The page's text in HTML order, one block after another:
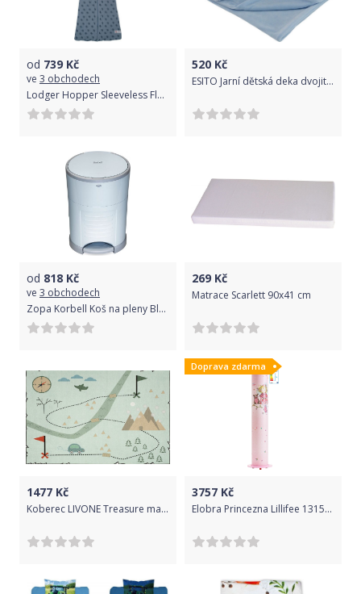
od 739 Kč
ve 3 obchodech
Lodger Hopper Sleeveless Flame Tribe Ocean 68/80
520 Kč
ESITO Jarní dětská deka dvojitá plyš jednobarevná, Barva modrá, Velikost 75 x 100 cm
od 818 Kč
ve 3 obchodech
Zopa Korbell Koš na pleny Blue
269 Kč
Matrace Scarlett 90x41 cm
1477 Kč
Koberec LIVONE Treasure map 23700-0 100x160 cm zelená
Doprava zdarma
3757 Kč
Elobra Princezna Lillifee 131534 dětská stojací lampa